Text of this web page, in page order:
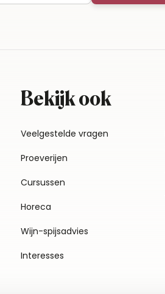
Bekijk ook
Veelgestelde vragen
Proeverijen
Cursussen
Horeca
Wijn-spijsadvies
Interesses